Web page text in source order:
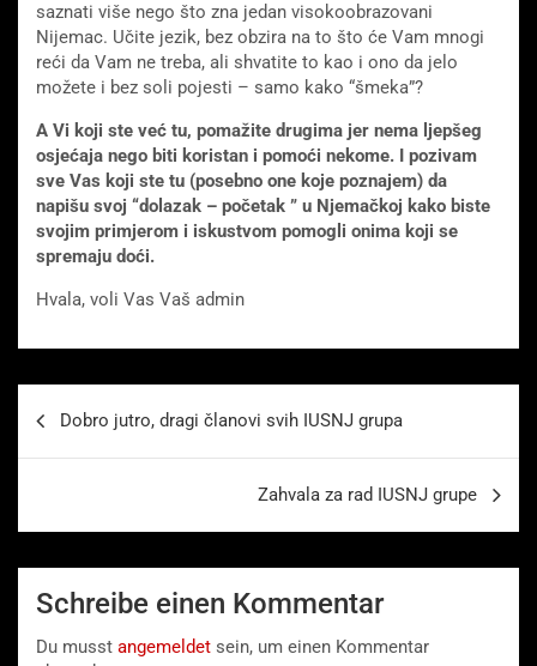
saznati više nego što zna jedan visokoobrazovani
Nijemac. Učite jezik, bez obzira na to što će Vam mnogi
reći da Vam ne treba, ali shvatite to kao i ono da jelo
možete i bez soli pojesti – samo kako “šmeka”?
A Vi koji ste već tu, pomažite drugima jer nema ljepšeg
osjećaja nego biti koristan i pomoći nekome. I pozivam
sve Vas koji ste tu (posebno one koje poznajem) da
napišu svoj “dolazak – početak ” u Njemačkoj kako biste
svojim primjerom i iskustvom pomogli onima koji se
spremaju doći.
Hvala, voli Vas Vaš admin
Dobro jutro, dragi članovi svih IUSNJ grupa
Zahvala za rad IUSNJ grupe
Schreibe einen Kommentar
Du musst angemeldet sein, um einen Kommentar